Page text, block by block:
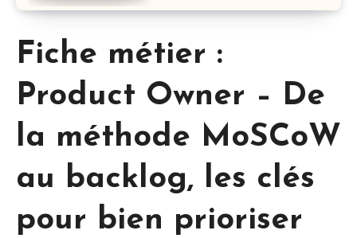
Fiche métier :
Product Owner – De
la méthode MoSCoW
au backlog, les clés
pour bien prioriser